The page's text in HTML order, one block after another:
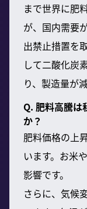
まで世界に肥
が、国内需要
出禁止措置を
して二酸化炭
り、製造量が
Q. 肥料高騰は
か？
肥料価格の上
います。お米
影響です。
さらに、気候